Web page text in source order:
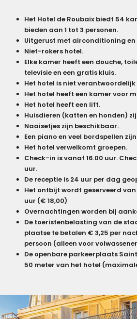
Het Hotel de Roubaix biedt 54
bieden aan 1 tot 3 personen.
Uitgerust met airconditioning
Niet-rokers hotel.
Elke kamer heeft een douche,
televisie en een gratis kluis.
Het hotel is niet
Het hotel heeft een kamer voor
Het hotel heeft een lift.
Huisdieren (katten en honden)
Naaisetjes zijn beschikbaar.
Een piano en veel bordspellen
Het hotel verwelkomt groepen.
Check-in is vanaf 16.00 uur.
uur.
De receptie is 24 uur per dag
Het ontbijt wordt geserveerd van
uur (€ 18,00)
Overnachtingen worden bij
De toeristenbelasting van de
plaatse te betalen € 3,25 per
persoon (alleen voor
De openbare parkeerplaats
50 meter van het hotel